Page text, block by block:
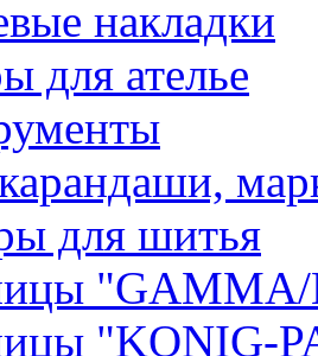
накладки
для ателье
для шитья
"GAMMA/
"KONIG-